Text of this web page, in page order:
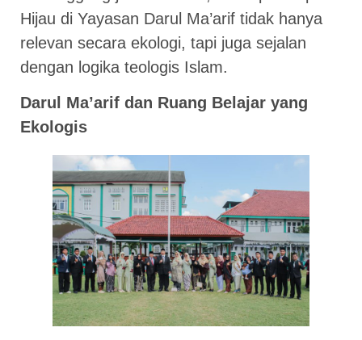
Hijau di Yayasan Darul Ma’arif tidak hanya
relevan secara ekologi, tapi juga sejalan
dengan logika teologis Islam.
Darul Ma’arif dan Ruang Belajar yang
Ekologis